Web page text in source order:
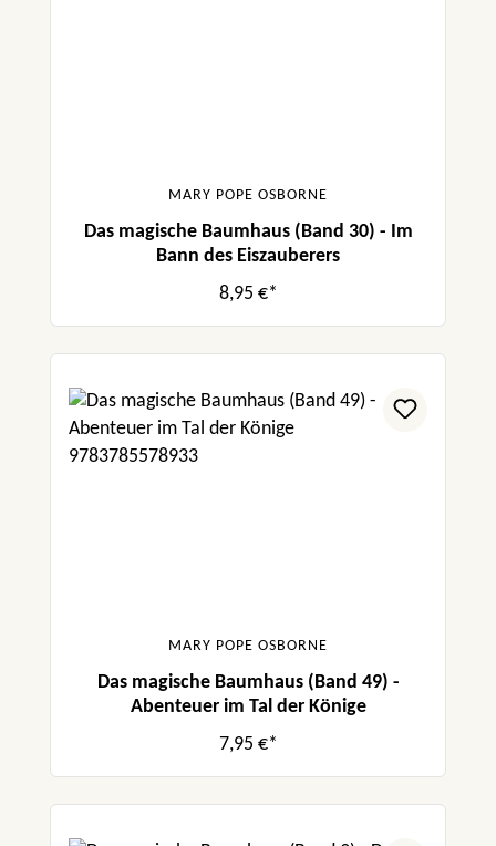
MARY POPE OSBORNE
Das magische Baumhaus (Band 30) - Im
Bann des Eiszauberers
8,95 €*
MARY POPE OSBORNE
Das magische Baumhaus (Band 49) -
Abenteuer im Tal der Könige
7,95 €*